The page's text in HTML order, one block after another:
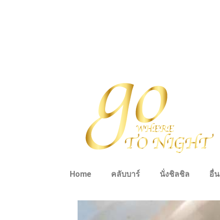
Home คลับบาร์ นั่งชิลชิล อื่